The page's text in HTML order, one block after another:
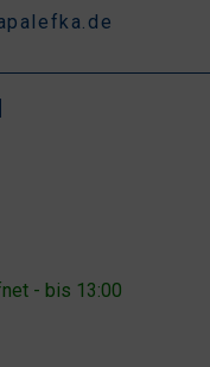
- bis 13:00